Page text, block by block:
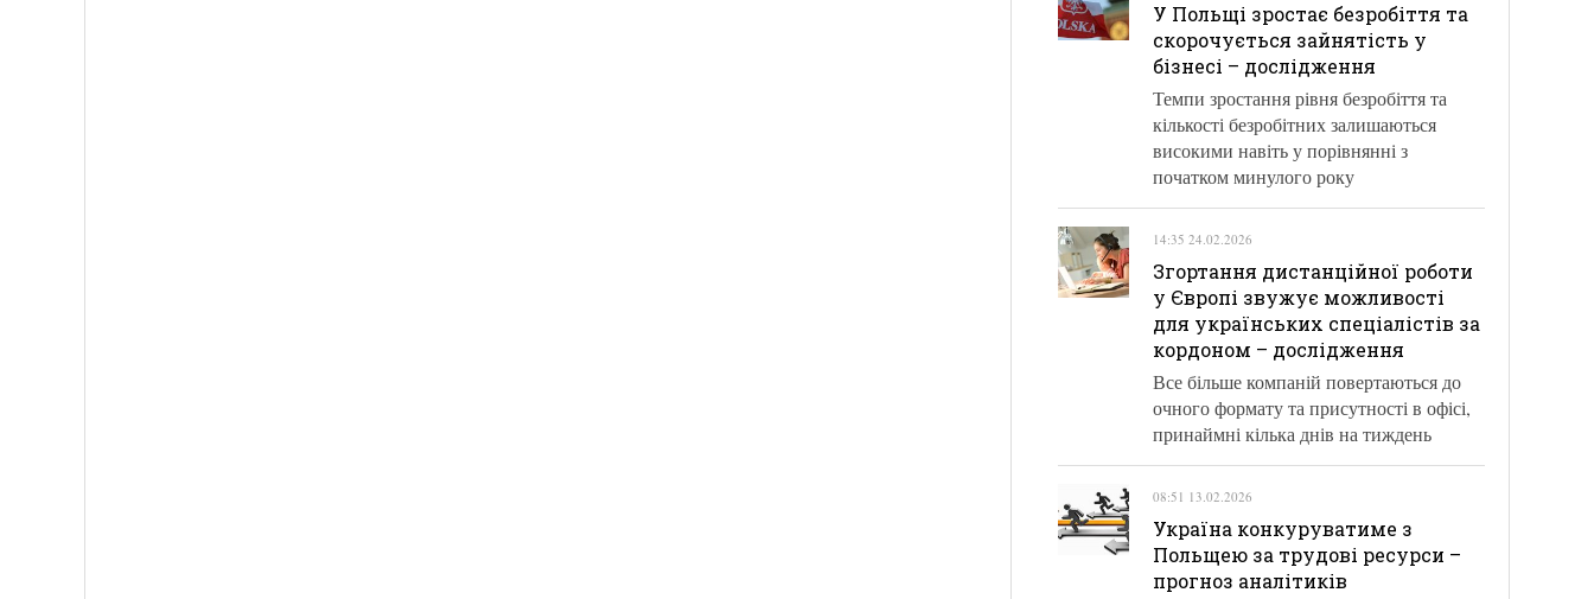
У Польщі зростає безробіття та
скорочується зайнятість у
бізнесі – дослідження
Темпи зростання рівня безробіття та
кількості безробітних залишаються
високими навіть у порівнянні з
початком минулого року
14:35 24.02.2026
Згортання дистанційної роботи
у Європі звужує можливості
для українських спеціалістів за
кордоном – дослідження
Все більше компаній повертаються до
очного формату та присутності в офісі,
принаймні кілька днів на тиждень
08:51 13.02.2026
Україна конкуруватиме з
Польщею за трудові ресурси –
прогноз аналітиків